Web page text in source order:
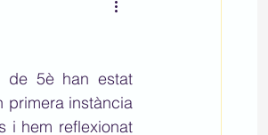
Històric: Tercer (3r)
de 5è han estat
primera instància
i hem reflexionat